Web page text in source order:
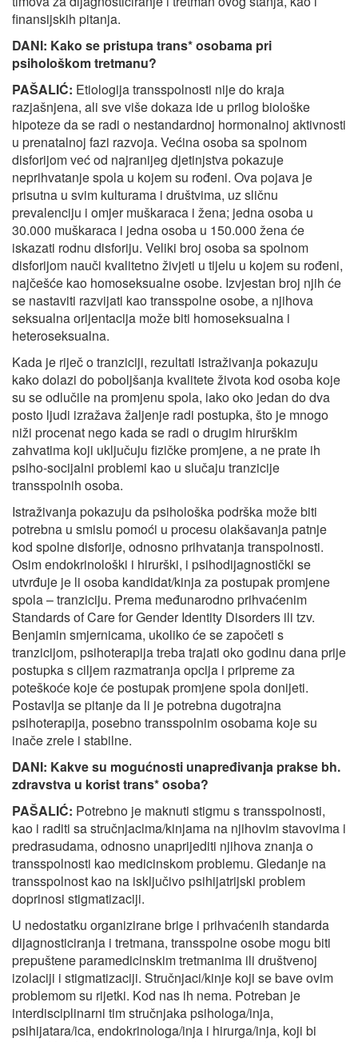
finansijskih pitanja.
DANI: Kako se pristupa trans* osobama pri
psihološkom tretmanu?
PAŠALIĆ: Etiologija transspolnosti nije do kraja
razjašnjena, ali sve više dokaza ide u prilog biološke
hipoteze da se radi o nestandardnoj hormonalnoj aktivnosti
u prenatalnoj fazi razvoja. Većina osoba sa spolnom
disforijom već od najranijeg djetinjstva pokazuje
neprihvatanje spola u kojem su rođeni. Ova pojava je
prisutna u svim kulturama i društvima, uz sličnu
prevalenciju i omjer muškaraca i žena; jedna osoba u
30.000 muškaraca i jedna osoba u 150.000 žena će
iskazati rodnu disforiju. Veliki broj osoba sa spolnom
disforijom nauči kvalitetno živjeti u tijelu u kojem su rođeni,
najčešće kao homoseksualne osobe. Izvjestan broj njih će
se nastaviti razvijati kao transspolne osobe, a njihova
seksualna orijentacija može biti homoseksualna i
heteroseksualna.
Kada je riječ o tranziciji, rezultati istraživanja pokazuju
kako dolazi do poboljšanja kvalitete života kod osoba koje
su se odlučile na promjenu spola, iako oko jedan do dva
posto ljudi izražava žaljenje radi postupka, što je mnogo
niži procenat nego kada se radi o drugim hirurškim
zahvatima koji uključuju fizičke promjene, a ne prate ih
psiho-socijalni problemi kao u slučaju tranzicije
transspolnih osoba.
Istraživanja pokazuju da psihološka podrška može biti
potrebna u smislu pomoći u procesu olakšavanja patnje
kod spolne disforije, odnosno prihvatanja transpolnosti.
Osim endokrinološki i hirurški, i psihodijagnostički se
utvrđuje je li osoba kandidat/kinja za postupak promjene
spola – tranziciju. Prema međunarodno prihvaćenim
Standards of Care for Gender Identity Disorders ili tzv.
Benjamin smjernicama, ukoliko će se započeti s
tranzicijom, psihoterapija treba trajati oko godinu dana prije
postupka s ciljem razmatranja opcija i pripreme za
poteškoće koje će postupak promjene spola donijeti.
Postavlja se pitanje da li je potrebna dugotrajna
psihoterapija, posebno transspolnim osobama koje su
inače zrele i stabilne.
DANI: Kakve su mogućnosti unapređivanja prakse bh.
zdravstva u korist trans* osoba?
PAŠALIĆ: Potrebno je maknuti stigmu s transspolnosti,
kao i raditi sa stručnjacima/kinjama na njihovim stavovima i
predrasudama, odnosno unaprijediti njihova znanja o
transspolnosti kao medicinskom problemu. Gledanje na
transspolnost kao na isključivo psihijatrijski problem
doprinosi stigmatizaciji.
U nedostatku organizirane brige i prihvaćenih standarda
dijagnosticiranja i tretmana, transspolne osobe mogu biti
prepuštene paramedicinskim tretmanima ili društvenoj
izolaciji i stigmatizaciji. Stručnjaci/kinje koji se bave ovim
problemom su rijetki. Kod nas ih nema. Potreban je
interdisciplinarni tim stručnjaka psihologa/inja,
psihijatara/ica, endokrinologa/inja i hirurga/inja, koji bi